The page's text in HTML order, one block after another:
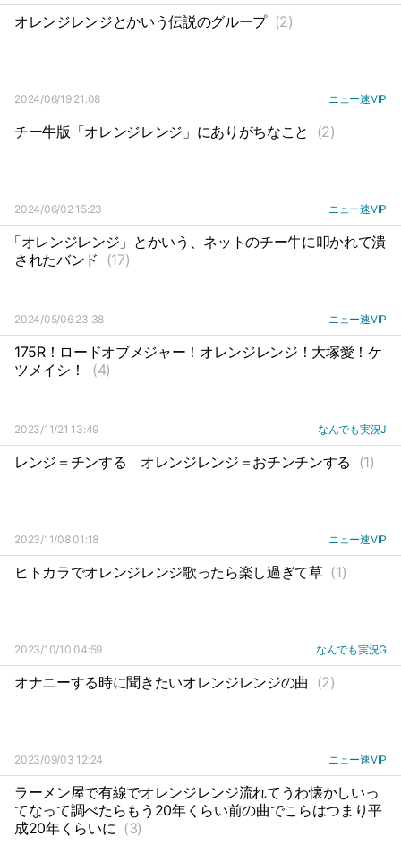
オレンジレンジとかいう伝説のグループ (2)
2024/06/19 21:08 ニュー速VIP
チー牛版「オレンジレンジ」にありがちなこと (2)
2024/06/02 15:23 ニュー速VIP
「オレンジレンジ」とかいう、ネットのチー牛に叩かれて潰
されたバンド (17)
2024/05/06 23:38 ニュー速VIP
175R！ロードオブメジャー！オレンジレンジ！大塚愛！ケ
ツメイシ！
(4)
2023/11/21 13:49 なんでも実況J
レンジ＝チンする オレンジレンジ＝おチンチンする (1)
2023/11/08 01:18 ニュー速VIP
ヒトカラでオレンジレンジ歌ったら楽し過ぎて草 (1)
2023/10/10 04:59 なんでも実況G
オナニーする時に聞きたいオレンジレンジの曲 (2)
2023/09/03 12:24 ニュー速VIP
ラーメン屋で有線でオレンジレンジ流れてうわ懐かしいっ
てなって調べたらもう20年くらい前の曲でこらはつまり平
成20年くらいに (3)